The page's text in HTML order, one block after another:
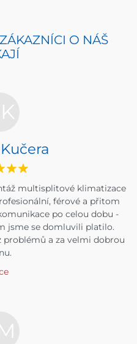
O NÁŠ
multisplitové klimatizace
férové a přitom
po celou dobu -
jsme se domluvili platilo.
problémů a za velmi dobrou